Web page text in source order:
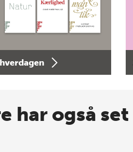
har også set